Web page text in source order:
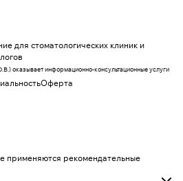
для стоматологических клиник и
оказывает информационно-консультационные услуги
Оферта
применяются рекомендательные